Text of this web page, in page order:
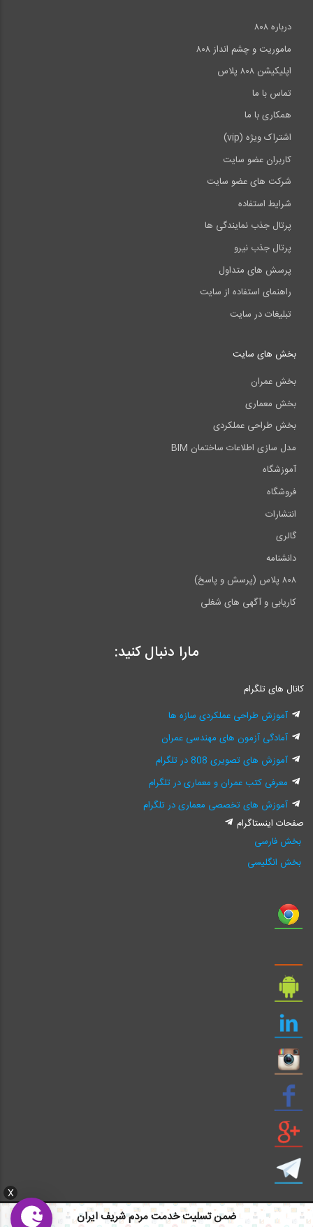
X
ضمن تسلیت خدمت مردم شریف ایران
درباره ۸۰۸
ماموریت و چشم انداز ۸۰۸
اپلیکیشن ۸۰۸ پلاس
تماس با ما
همکاری با ما
اشتراک ویژه (vip)
کاربران عضو سایت
شرکت های عضو سایت
شرایط استفاده
پرتال جذب نمایندگی ها
پرتال جذب نیرو
پرسش های متداول
راهنمای استفاده از سایت
تبلیغات در سایت
بخش های سایت
بخش عمران
بخش معماری
بخش طراحی عملکردی
مدل سازی اطلاعات ساختمان BIM
آموزشگاه
فروشگاه
انتشارات
گالری
دانشنامه
۸۰۸ پلاس (پرسش و پاسخ)
کاریابی و آگهی های شغلی
مارا دنبال کنید:
کانال های تلگرام
آموزش طراحی عملکردی سازه ها
آمادگی آزمون های مهندسی عمران
آموزش های تصویری 808 در تلگرام
معرفی کتب عمران و معماری در تلگرام
آموزش های تخصصی معماری در تلگرام
صفحات اینستاگرام
بخش فارسی
بخش انگلیسی